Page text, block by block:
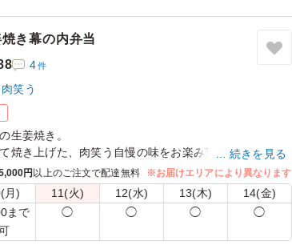
き幕の内弁当
4件
笑う
生姜焼き。
焼き上げた、肉笑う自慢の味をお楽み頂けます。
りの副菜と共にお楽しみください。
続きを見る
円 以上のご注文で配達無料 ※お届けエリアにより異なります
月) 11(火) 12(水) 13(木) 14(金)
まで
◯ ◯ ◯ ◯